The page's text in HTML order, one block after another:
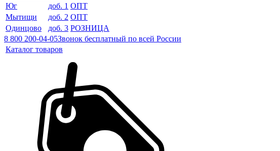
Юг
доб. 1 ОПТ
Мытищи
доб. 2 ОПТ
Одинцово
доб. 3 РОЗНИЦА
8 800 200-04-05Звонок бесплатный по всей России
Каталог товаров